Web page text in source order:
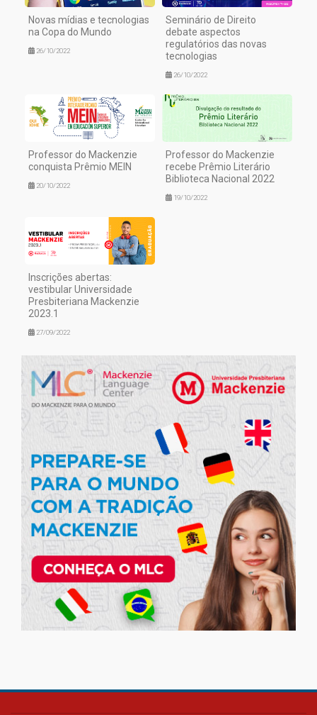
Novas mídias e tecnologias
na Copa do Mundo
26/10/2022
Seminário de Direito
debate aspectos
regulatórios das novas
tecnologias
26/10/2022
Professor do Mackenzie
conquista Prêmio MEIN
20/10/2022
Professor do Mackenzie
recebe Prêmio Literário
Biblioteca Nacional 2022
19/10/2022
Inscrições abertas:
vestibular Universidade
Presbiteriana Mackenzie
2023.1
27/09/2022